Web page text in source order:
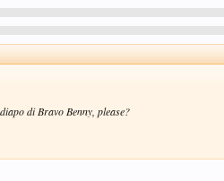
di Bravo Benny, please?